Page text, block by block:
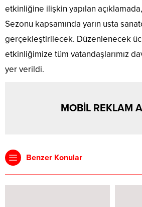
etkinliğine ilişkin yapılan
Sezonu kapsamında yarın usta
gerçekleştirilecek. Düzenlenecek
etkinliğimize tüm vatandaşlarımız
yer verildi.
MOBİL REKLAM
Benzer Konular